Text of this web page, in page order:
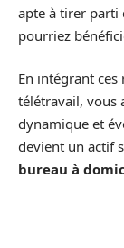
apte à tirer parti
pourriez
En intégrant
télétravail, vous
dynamique et
devient un actif
bureau à